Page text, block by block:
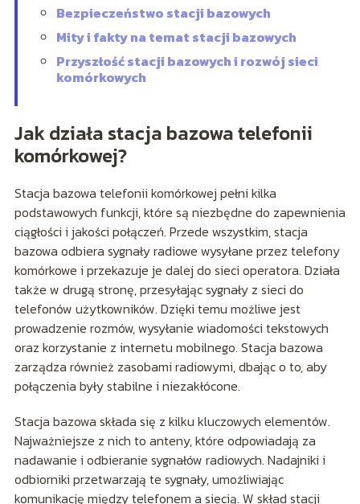
Bezpieczeństwo stacji bazowych
Mity i fakty na temat stacji bazowych
Przyszłość stacji bazowych i rozwój sieci
komórkowych
Jak działa stacja bazowa telefonii
komórkowej?
Stacja bazowa telefonii komórkowej pełni kilka
podstawowych funkcji, które są niezbędne do zapewnienia
ciągłości i jakości połączeń. Przede wszystkim, stacja
bazowa odbiera sygnały radiowe wysyłane przez telefony
komórkowe i przekazuje je dalej do sieci operatora. Działa
także w drugą stronę, przesyłając sygnały z sieci do
telefonów użytkowników. Dzięki temu możliwe jest
prowadzenie rozmów, wysyłanie wiadomości tekstowych
oraz korzystanie z internetu mobilnego. Stacja bazowa
zarządza również zasobami radiowymi, dbając o to, aby
połączenia były stabilne i niezakłócone.
Stacja bazowa składa się z kilku kluczowych elementów.
Najważniejsze z nich to anteny, które odpowiadają za
nadawanie i odbieranie sygnałów radiowych. Nadajniki i
odbiorniki przetwarzają te sygnały, umożliwiając
komunikację między telefonem a siecią. W skład stacji